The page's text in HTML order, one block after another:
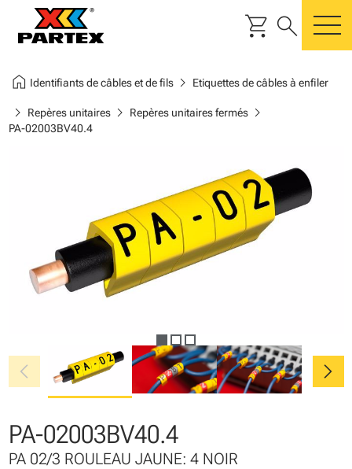
shopping_cart search
home Identifiants de câbles et de filschevron_right Etiquettes de câbles à enfiler
chevron_right Repères unitaireschevron_right Repères unitaires ferméschevron_right
PA-02003BV40.4
chevron_left chevron_right
PA-02003BV40.4
PA 02/3 ROULEAU JAUNE: 4 NOIR